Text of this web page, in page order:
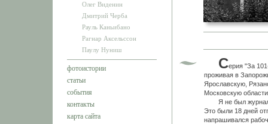
Олег Виденин
Дмитрий Черба
Рауль Каньибано
Рагнар Аксельссон
Паулу Нуниш
фотоистории
статьи
события
контакты
карта сайта
Серия "За
проживая в
Ярославскую,
Московскую
Я не был
Это были 18 дней
напрашивался